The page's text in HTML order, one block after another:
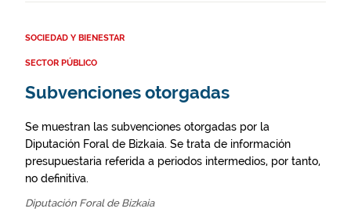
SOCIEDAD Y BIENESTAR
SECTOR PÚBLICO
Subvenciones otorgadas
Se muestran las subvenciones otorgadas por la
Diputación Foral de Bizkaia. Se trata de información
presupuestaria referida a periodos intermedios, por tanto,
no definitiva.
Diputación Foral de Bizkaia